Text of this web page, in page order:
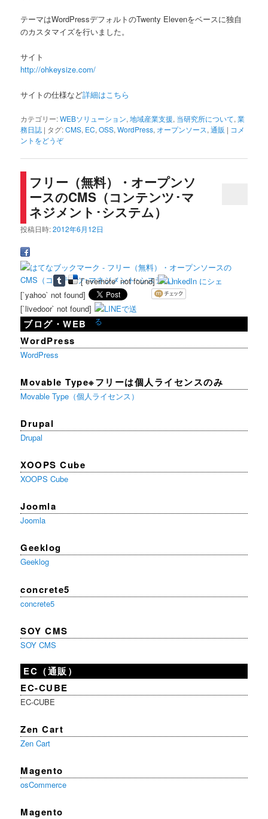
テーマはWordPressデフォルトのTwenty Elevenをベースに独自
のカスタマイズを行いました。
サイト
http://ohkeysize.com/
サイトの仕様など詳細はこちら
カテゴリー:WEBソリューション,地域産業支援, 当研究所について,業
務日誌 | タグ:CMS, EC,OSS,WordPress, オープンソース,通販 | コメ
ントをどうぞ
フリー（無料）・オープンソ
ースのCMS（コンテンツ･マ
ネジメント･システム）
投稿日時:2012年6月12日
[`evernote` not found]
[`yahoo` not found]
[`livedoor` not found]
ブログ・WEB
WordPress
WordPress
Movable Type※フリーは個人ライセンスのみ
Movable Type（個人ライセンス）
Drupal
Drupal
XOOPS Cube
XOOPS Cube
Joomla
Joomla
Geeklog
Geeklog
concrete5
concrete5
SOY CMS
SOY CMS
EC（通販）
EC-CUBE
EC-CUBE
Zen Cart
Zen Cart
Magento
osCommerce
Magento